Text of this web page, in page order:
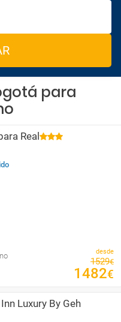
para
Real
desde
1529€
1482€
Luxury By Geh